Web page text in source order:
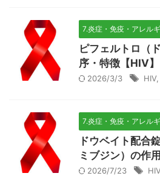
7.炎症・免疫・アレル
ピフェルトロ（
序・特徴【HIV】
2026/3/3 HIV,
7.炎症・免疫・アレル
ドウベイト配合
ミブジン）の作
2026/7/23 HIV